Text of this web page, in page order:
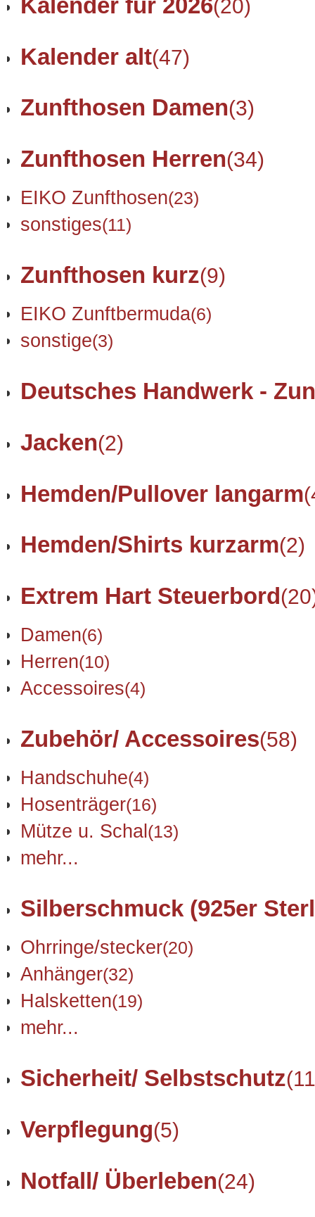
(20)
Kalender alt(47)
Zunfthosen Damen(3)
Zunfthosen Herren(34)
EIKO Zunfthosen(23)
sonstiges(11)
Zunfthosen kurz(9)
EIKO Zunftbermuda(6)
sonstige(3)
Deutsches Handwerk -
Jacken(2)
Hemden/Pullover langarm
Hemden/Shirts kurzarm(2)
Extrem Hart Steuerbord
Damen(6)
Herren(10)
Accessoires(4)
Zubehör/ Accessoires(58)
Handschuhe(4)
Hosenträger(16)
Mütze u. Schal(13)
mehr...
Silberschmuck (925er
Ohrringe/stecker(20)
Anhänger(32)
Halsketten(19)
mehr...
Sicherheit/ Selbstschutz
Verpflegung(5)
Notfall/ Überleben(24)